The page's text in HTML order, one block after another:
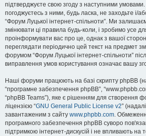
підтверджуєте свою згоду з наступними
погоджуєтесь з ними, будь ласка, не заходьте і/
“Форум Луцької інтернет-спільноти”. Ми
змінювати ці правила будь-коли, і зробимо усе
проінформувати вас про це, однак з вашої
переглядати періодично цей текст на предмет
форумом “Форум Луцької інтернет-спільноти”
виправлення умов користування означає вашу
Наші форуми працюють на базі скрипту phpBB
“програмне забезпечення phpBB”,
“phpBB Teams”), яке є рішенням для створення
ліцензією “GNU General Public License v2”
завантаженим з сайту www.phpbb.com.
програмного забезпечення phpBB суворо
підтримкою інтернет-дискусій і не впливають на